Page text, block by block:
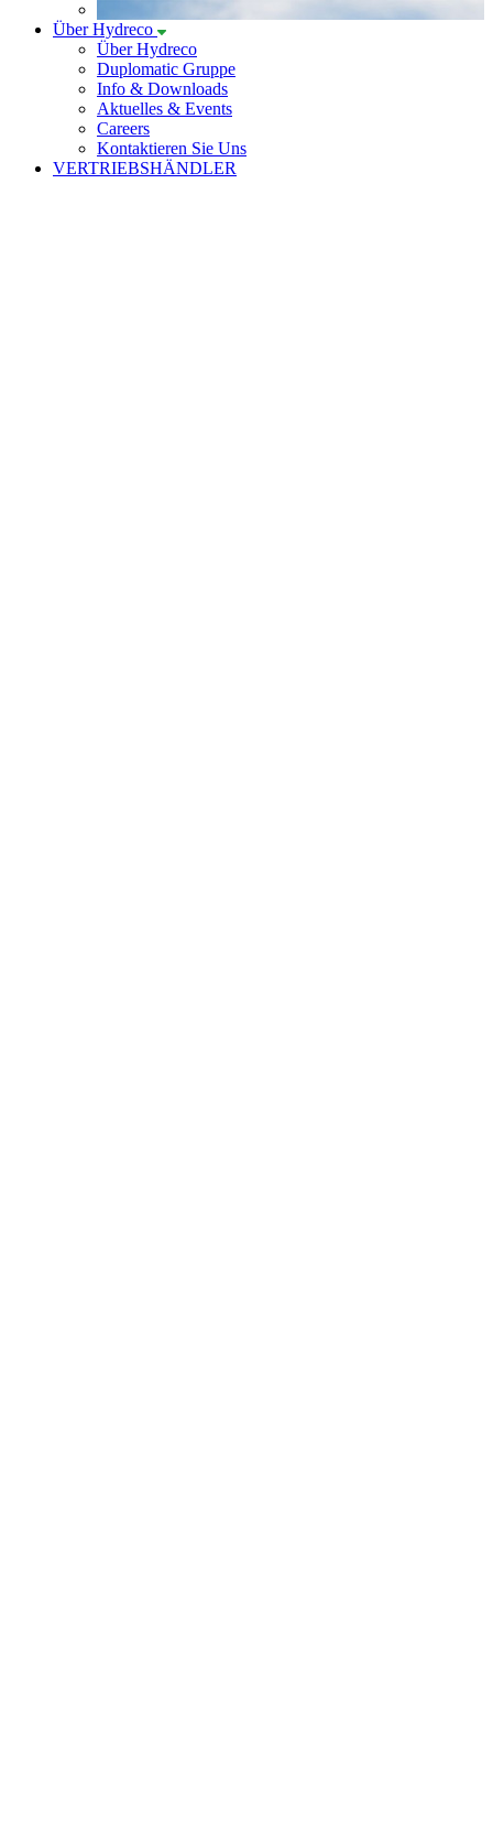
Über Hydreco
Über Hydreco
Duplomatic Gruppe
Info & Downloads
Aktuelles & Events
Careers
Kontaktieren Sie Uns
VERTRIEBSHÄNDLER